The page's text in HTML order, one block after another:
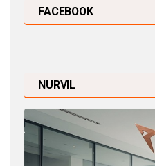
FACEBOOK
NURVIL